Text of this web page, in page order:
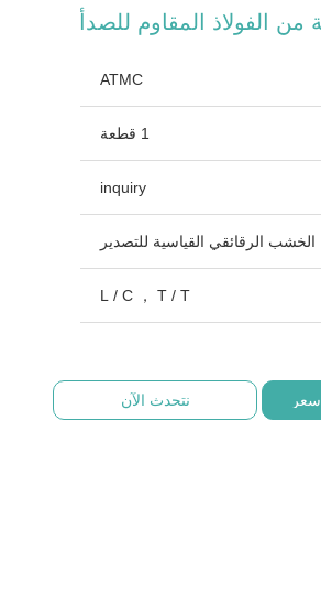
الفولاذ المقاوم للصدأ
ATMC
1 قطعة
inquiry
الخشب الرقائقي القياسية للتصدير
L / C ， T / T
نتحدث الآن